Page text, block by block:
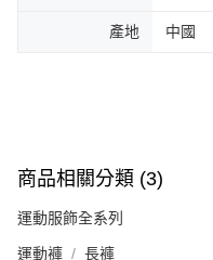
產地 中國
商品相關分類 (3)
運動服飾全系列
運動褲 長褲